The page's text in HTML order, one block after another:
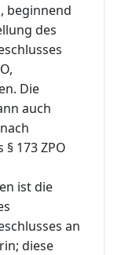
beginnend
des
Die
auch
173 ZPO
ist die
an
diese